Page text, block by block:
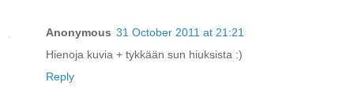
Anonymous 31 October 2011 at 21:21
Hienoja kuvia + tykkään sun hiuksista :)
Reply